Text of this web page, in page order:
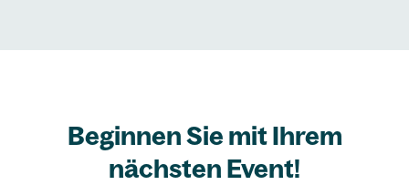
Beginnen Sie mit Ihrem
nächsten Event!